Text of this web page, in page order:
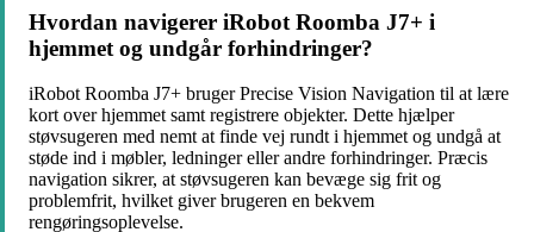
Hvordan navigerer iRobot Roomba J7+ i
hjemmet og undgår forhindringer?
iRobot Roomba J7+ bruger Precise Vision Navigation til at lære
kort over hjemmet samt registrere objekter. Dette hjælper
støvsugeren med nemt at finde vej rundt i hjemmet og undgå at
støde ind i møbler, ledninger eller andre forhindringer. Præcis
navigation sikrer, at støvsugeren kan bevæge sig frit og
problemfrit, hvilket giver brugeren en bekvem
rengøringsoplevelse.